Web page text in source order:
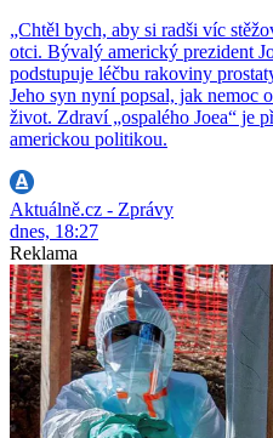
„Chtěl bych, aby si radši víc
otci. Bývalý americký prezident
podstupuje léčbu rakoviny
Jeho syn nyní popsal, jak nemoc
život. Zdraví „ospalého Joea“ je
americkou politikou.
Aktuálně.cz - Zprávy
dnes, 18:27
Reklama